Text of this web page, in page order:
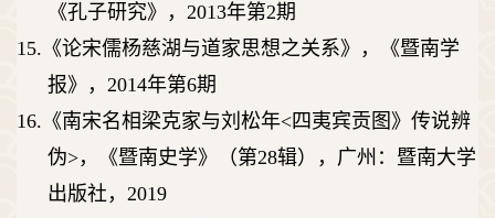
《孔子研究》， 2013年第2期
15. 《论宋儒杨慈湖与道家思想之关系》，《暨南学
报》， 2014年第6期
16. 《南宋名相梁克家与刘松年<四夷宾贡图》传说辨
伪>，《暨南史学》（第28辑），广州：暨南大学
出版社， 2019